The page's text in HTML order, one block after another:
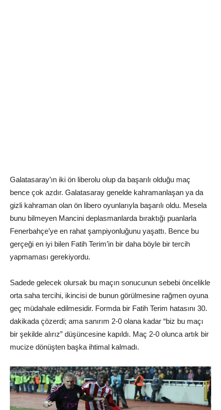
Galatasaray’ın iki ön liberolu olup da başarılı olduğu maç
bence çok azdır. Galatasaray genelde kahramanlaşan ya da
gizli kahraman olan ön libero oyunlarıyla başarılı oldu. Mesela
bunu bilmeyen Mancini deplasmanlarda bıraktığı puanlarla
Fenerbahçe’ye en rahat şampiyonluğunu yaşattı. Bence bu
gerçeği en iyi bilen Fatih Terim’in bir daha böyle bir tercih
yapmaması gerekiyordu.
Sadede gelecek olursak bu maçın sonucunun sebebi öncelikle
orta saha tercihi, ikincisi de bunun görülmesine rağmen oyuna
geç müdahale edilmesidir. Formda bir Fatih Terim hatasını 30.
dakikada çözerdi; ama sanırım 2-0 olana kadar “biz bu maçı
bir şekilde alırız” düşüncesine kapıldı. Maç 2-0 olunca artık bir
mucize dönüşten başka ihtimal kalmadı.